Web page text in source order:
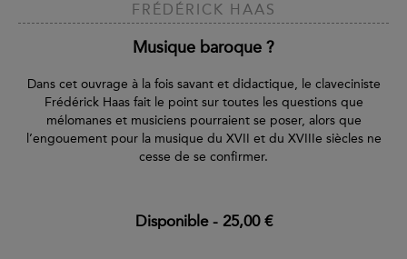
FRÉDÉRICK HAAS
Musique baroque ?
Dans cet ouvrage à la fois savant et didactique, le claveciniste
Frédérick Haas fait le point sur toutes les questions que
mélomanes et musiciens pourraient se poser, alors que
l’engouement pour la musique du XVII et du XVIIIe siècles ne
cesse de se confirmer.
Disponible- 25,00 €